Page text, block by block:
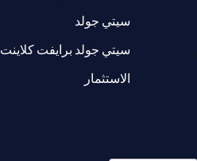
سيتي جولد
سيتي جولد برايفت كلاينت
الاستثمار